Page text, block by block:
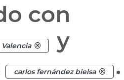
con
Valencia
y
carlos fernández bielsa .